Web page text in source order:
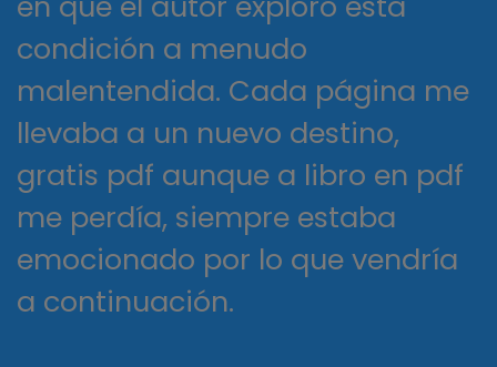
condición a menudo
malentendida. Cada página me
llevaba a un nuevo destino,
gratis pdf aunque a libro en pdf
me perdía, siempre estaba
emocionado por lo que vendría
a continuación.